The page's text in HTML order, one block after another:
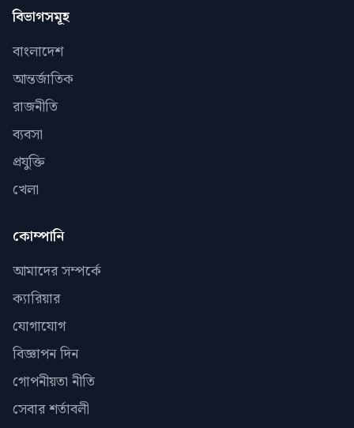
বিভাগসমূহ
বাংলাদেশ
আন্তর্জাতিক
রাজনীতি
ব্যবসা
প্রযুক্তি
খেলা
কোম্পানি
আমাদের সম্পর্কে
ক্যারিয়ার
যোগাযোগ
বিজ্ঞাপন দিন
গোপনীয়তা নীতি
সেবার শর্তাবলী